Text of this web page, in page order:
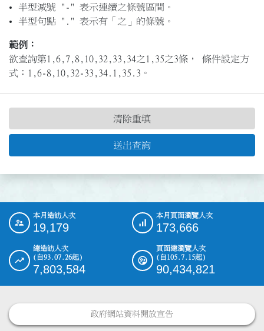
半型減號 "-" 表示連續之條號區間。
半型句點 "." 表示有「之」的條號。
範例：
欲查詢第1,6,7,8,10,32,33,34之1,35之3條， 條件設定方
式：1,6-8,10,32-33,34.1,35.3。
送出查詢
清除重填
::: 本月造訪人次
19,179
本月頁面瀏覽人次
173,666
總造訪人次
(自93.07.26起)
7,803,584
頁面總瀏覽人次
(自105.7.15起)
90,434,821
政府網站資料開放宣告